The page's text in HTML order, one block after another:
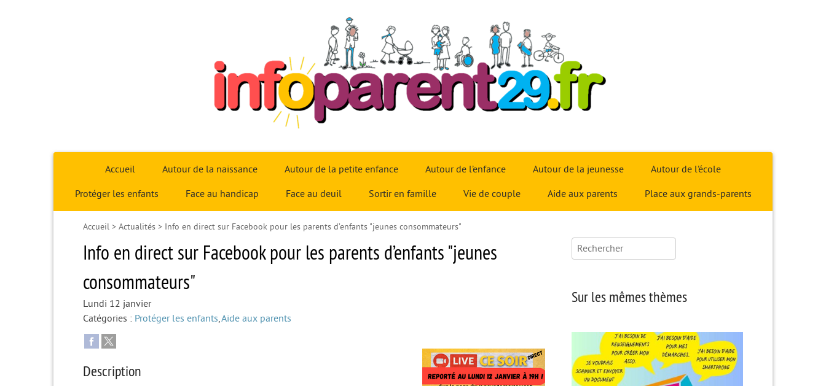
Infoparent29
Accueil Autour de la naissance Autour de la petite enfance Autour de l’enfance Autour de la jeunesse Autour de l’école
Protéger les enfants Face au handicap Face au deuil Sortir en famille Vie de couple Aide aux parents Place aux grands-parents
Accueil > Actualités > Info en direct sur Facebook pour les parents d’enfants "jeunes consommateurs"
Info en direct sur Facebook pour les parents d’enfants "jeunes
consommateurs"
Lundi 12 janvier
Catégories : Protéger les enfants,Aide aux parents
Description
Rechercher :
Sur les mêmes thèmes